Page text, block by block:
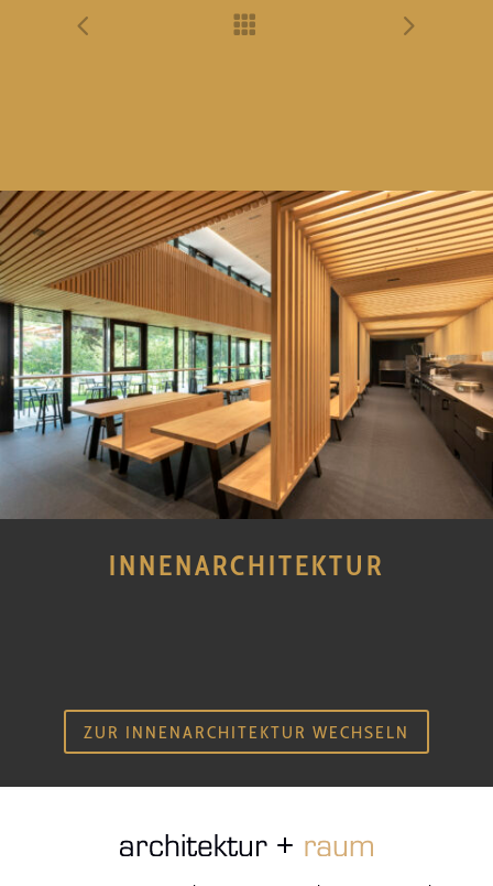

INNENARCHITEKTUR
ZUR INNENARCHITEKTUR WECHSELN